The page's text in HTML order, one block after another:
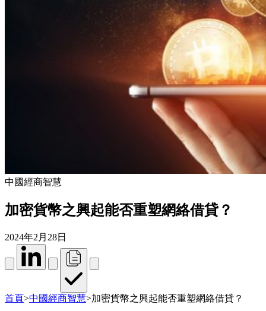
中國經商智慧
加密貨幣之興起能否重塑網絡借貸？
2024年2月28日
首頁>中國經商智慧>加密貨幣之興起能否重塑網絡借貸？